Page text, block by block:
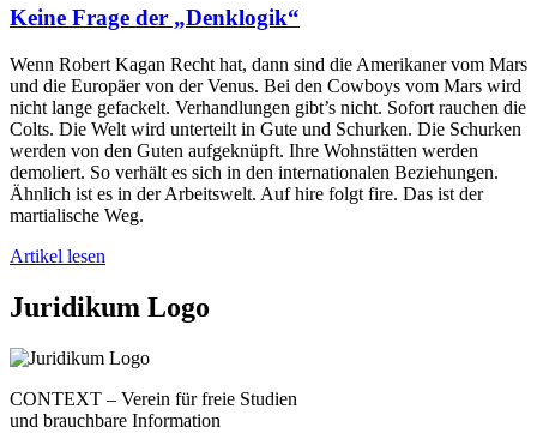
Keine Frage der „Denklogik“
Wenn Robert Kagan Recht hat, dann sind die Amerikaner vom Mars
und die Europäer von der Venus. Bei den Cowboys vom Mars wird
nicht lange gefackelt. Verhandlungen gibt’s nicht. Sofort rauchen die
Colts. Die Welt wird unterteilt in Gute und Schurken. Die Schurken
werden von den Guten aufgeknüpft. Ihre Wohnstätten werden
demoliert. So verhält es sich in den internationalen Beziehungen.
Ähnlich ist es in der Arbeitswelt. Auf hire folgt fire. Das ist der
martialische Weg.
Artikel lesen
Juridikum Logo
CONTEXT – Verein für freie Studien
und brauchbare Information